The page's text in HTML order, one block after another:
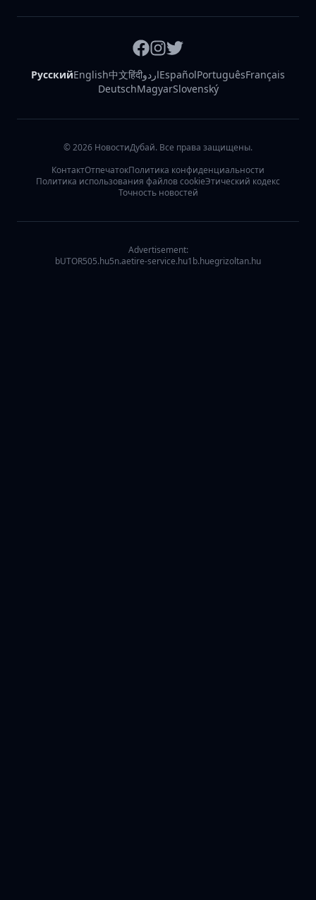
РусскийEnglish中文हिंदीاردوEspañolPortuguêsFrançais
DeutschMagyarSlovenský
©2026 НовостиДубай. Все права защищены.
КонтактОтпечатокПолитика конфиденциальности
Политика использования файлов cookieЭтический кодекс
Точность новостей
Advertisement:
bUTOR505.hu5n.aetire-service.hu1b.huegrizoltan.hu